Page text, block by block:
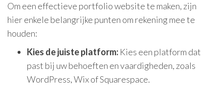
Om een effectieve portfolio website te maken, zijn
hier enkele belangrijke punten om rekening mee te
houden:
Kies de juiste platform: Kies een platform dat
past bij uw behoeften en vaardigheden, zoals
WordPress, Wix of Squarespace.